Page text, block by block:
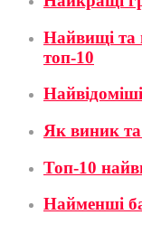
Найвищі та
топ-10
Як виник та
Топ-10
Найменші